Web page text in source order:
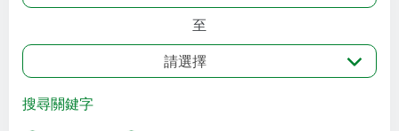
至
請選擇
搜尋關鍵字